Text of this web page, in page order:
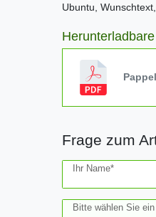
Ubuntu,
Frage zum
Ihr Name*
Bitte wählen Sie